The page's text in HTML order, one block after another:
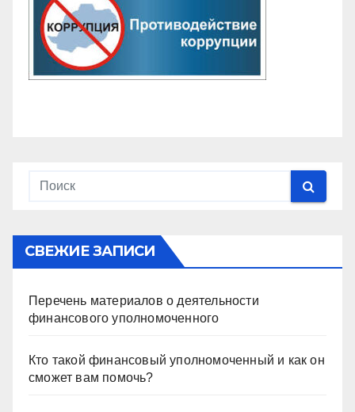
СВЕЖИЕ ЗАПИСИ
Перечень материалов о деятельности
финансового уполномоченного
Кто такой финансовый уполномоченный и как он
сможет вам помочь?